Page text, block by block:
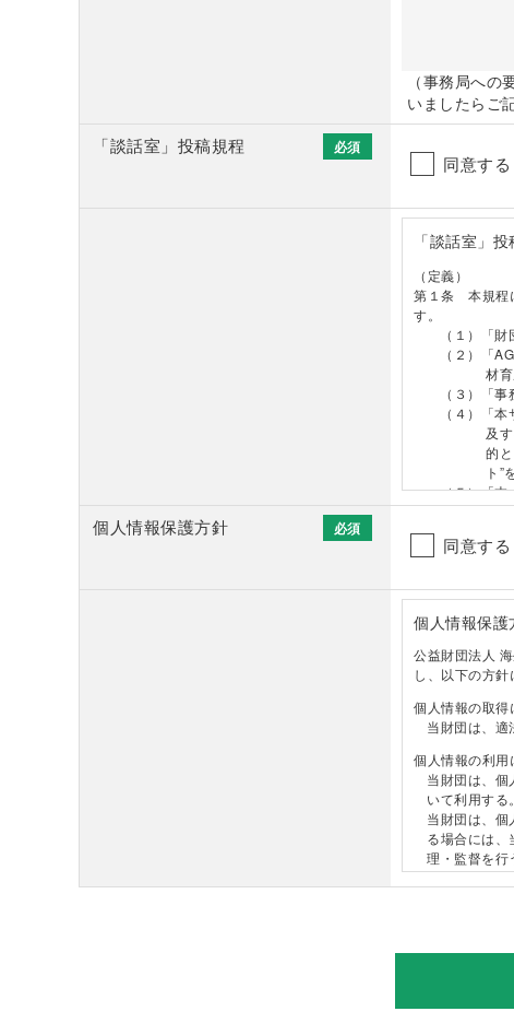
（事務局への
いましたらご
「談話室」投稿規程 必須
同意する
「談話室」
（定義）
第１条 本規程
す。
（１）「
（２）「
材
（３）「
（４）「
及
的
ト”
（５）「本
第２条 本ペー
見・情報交換の
人・日系人そ
（投稿資格）
第３条 本ペー
ば、どなたで
（投稿要領）
第４条 本サイ
（１）「氏
け
な
望
を
（２）「学
公
現
指
個人情報保護方針 必須
同意する
個人情報保護
公益財団法人
し、以下の方針
個人情報の取得
当財団は、適
個人情報の利用
当財団は、
いて利用する。
当財団は、
る場合には
理・監督を行
個人情報の第
当財団は、